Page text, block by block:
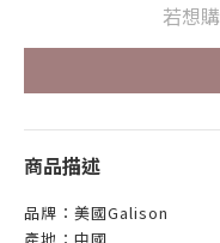
若想
商品描述
品牌：美國Galison